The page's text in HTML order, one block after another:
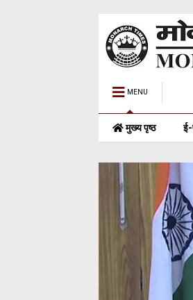
MENU
मुख्य पृष्ठ ई-